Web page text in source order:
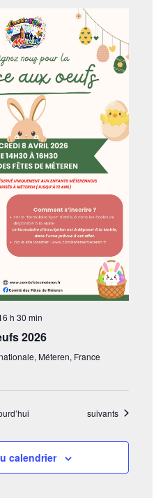
h 30 min
2026
Méteren, France
Évènements
suivants
calendrier